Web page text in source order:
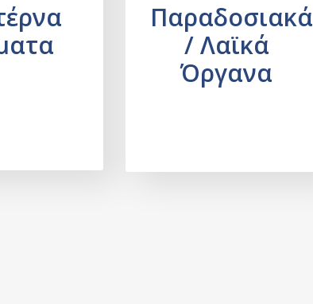
Παραδοσιακά
/ Λαϊκά
Όργανα